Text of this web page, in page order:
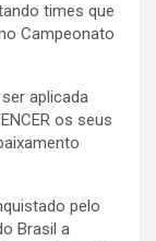
times que
Campeonato
aplicada
os seus
pelo
Brasil a